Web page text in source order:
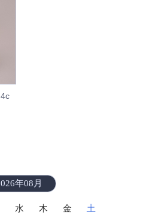
年08月
水 木 金
土